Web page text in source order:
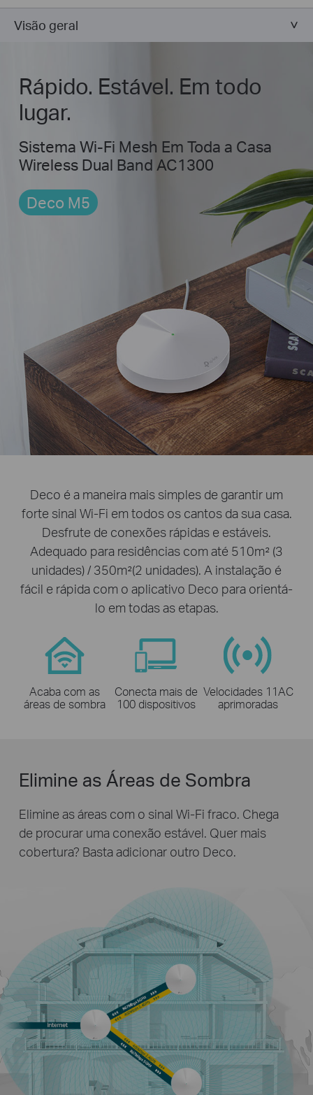
Visão geral
Rápido. Estável. Em todo
lugar.
Sistema Wi-Fi Mesh Em Toda a Casa
Wireless Dual Band AC1300
Deco M5
Deco é a maneira mais simples de garantir um
forte sinal Wi-Fi em todos os cantos da sua casa.
Desfrute de conexões rápidas e estáveis.
Adequado para residências com até 510m² (3
unidades) / 350m²(2 unidades). A instalação é
fácil e rápida com o aplicativo Deco para orientá-
lo em todas as etapas.
Acaba com as
áreas de sombra
Conecta mais de
100 dispositivos
Velocidades 11AC
aprimoradas
Elimine as Áreas de Sombra
Elimine as áreas com o sinal Wi-Fi fraco. Chega
de procurar uma conexão estável. Quer mais
cobertura? Basta adicionar outro Deco.